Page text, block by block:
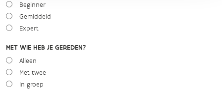
Beginner
Gemiddeld
Expert
MET WIE HEB JE GEREDEN?
Alleen
Met twee
In groep